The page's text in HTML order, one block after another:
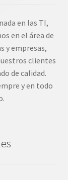
en las TI,
en el área de
y empresas,
clientes
de calidad.
y en todo